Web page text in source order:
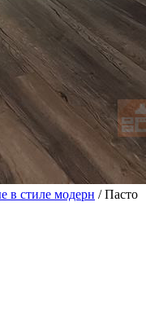
в стиле модерн / Пасто